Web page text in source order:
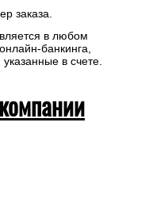
заказа.
в любом
банкинга,
в счете.